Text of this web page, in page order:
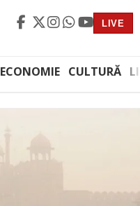
LIVE
ECONOMIE CULTURĂ